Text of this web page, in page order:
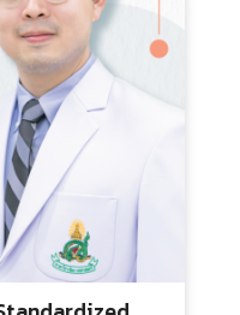
เริ่มต้นที่
จในชีวิตและการ